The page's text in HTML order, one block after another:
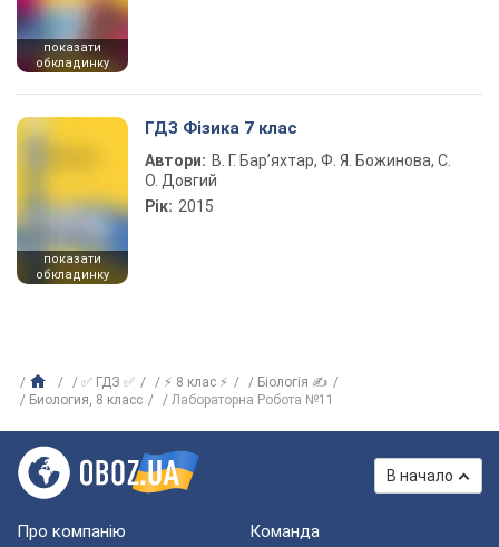
показати
обкладинку
показати
обкладинку
ГДЗ Фізика 7 клас
Автори: В. Г. Бар’яхтар, Ф. Я. Божинова, С.
О. Довгий
Рік: 2015
✅ ГДЗ ✅ ⚡ 8 клас ⚡
Біологія ✍
Биология, 8 класс
Лабораторна Робота №11
В начало
Про компанію Команда